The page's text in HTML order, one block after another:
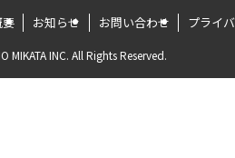
お知らせ お問い合わせ プライ
MIKATA INC. All Rights Reserved.